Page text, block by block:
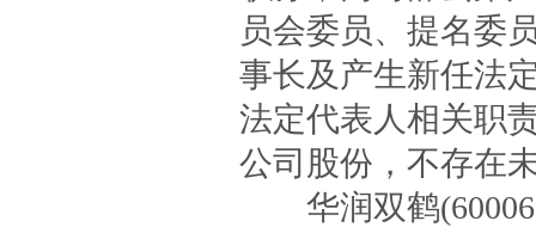
员会委员、提名委
事长及产生新任法
法定代表人相关职
公司股份，不存在
华润双鹤